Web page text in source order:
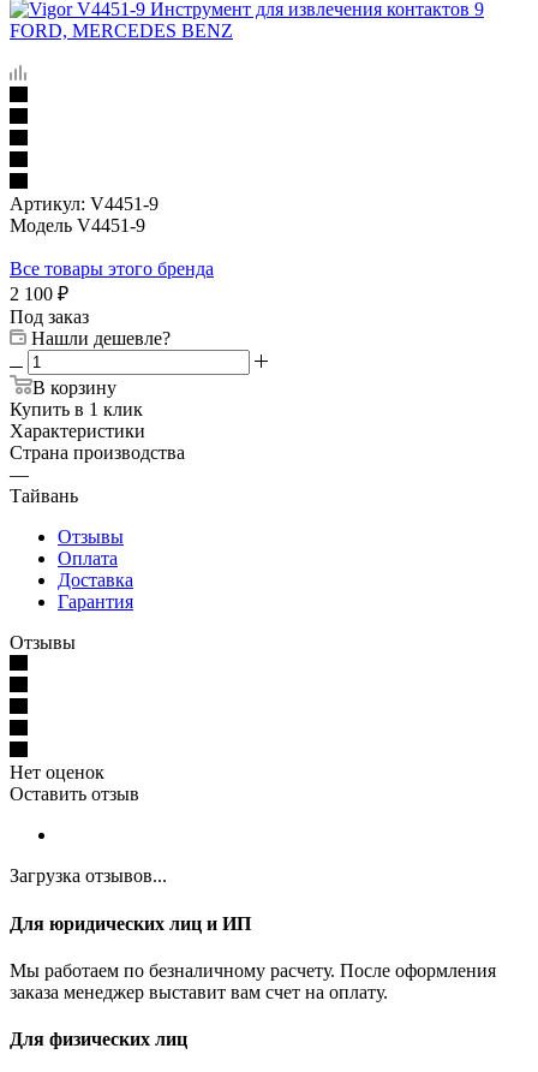
Артикул: V4451-9
Модель V4451-9
Все товары этого бренда
2 100 ₽
Под заказ
Нашли дешевле?
В корзину
Купить в 1 клик
Характеристики
Страна производства
—
Тайвань
Отзывы
Оплата
Доставка
Гарантия
Отзывы
Нет оценок
Оставить отзыв
Загрузка отзывов...
Для юридических лиц и ИП
Мы работаем по безналичному расчету. После оформления
заказа менеджер выставит вам счет на оплату.
Для физических лиц